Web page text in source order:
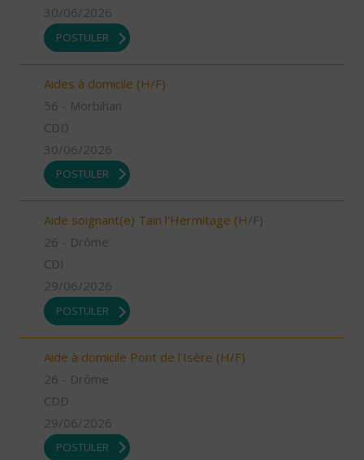
30/06/2026
POSTULER
Aides à domicile (H/F)
56 - Morbihan
CDD
30/06/2026
POSTULER
Aide soignant(e) Tain l'Hermitage (H/F)
26 - Drôme
CDI
29/06/2026
POSTULER
Aide à domicile Pont de l'Isère (H/F)
26 - Drôme
CDD
29/06/2026
POSTULER